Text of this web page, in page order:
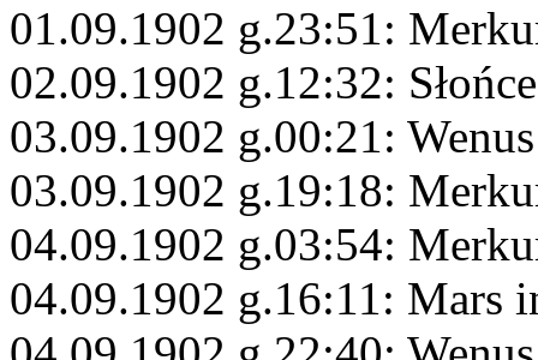
01.09.1902 g.23:51:
02.09.1902 g.12:32:
03.09.1902 g.00:21:
03.09.1902 g.19:18:
04.09.1902 g.03:54:
04.09.1902 g.16:11: Mars